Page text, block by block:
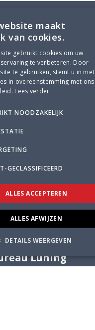
Chemie B.V, Apeldoorn
Architecten, Apeldoorn
BV, Twello
in 2012
Lüning
maakt
van cookies.
gebruikt cookies om uw
te verbeteren. Door
te gebruiken, stemt u in met
in overeenstemming met ons
Lees verder
NOODZAKELIJK
GECLASSIFICEERD
ALLES ACCEPTEREN
ALLES AFWIJZEN
DETAILS WEERGEVEN